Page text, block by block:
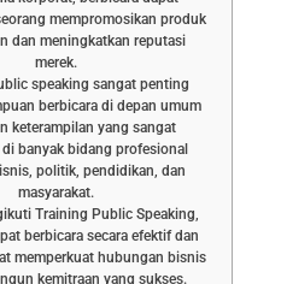
mempromosikan produk
dan meningkatkan reputasi
merek.
speaking sangat penting
berbicara di depan umum
keterampilan yang sangat
banyak bidang profesional
politik, pendidikan, dan
masyarakat.
Training Public Speaking,
berbicara secara efektif dan
memperkuat hubungan bisnis
kemitraan yang sukses.